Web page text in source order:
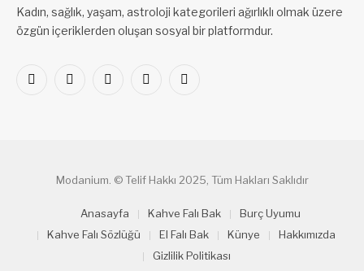
Kadın, sağlık, yaşam, astroloji kategorileri ağırlıklı olmak üzere
özgün içeriklerden oluşan sosyal bir platformdur.
Facebook
X
PinterestLinkedInVKontakte
Modanium. © Telif Hakkı 2025, Tüm Hakları Saklıdır
Anasayfa Kahve Falı Bak
Burç Uyumu
Kahve Falı Sözlüğü
El Falı Bak Künye
Hakkımızda
Gizlilik Politikası